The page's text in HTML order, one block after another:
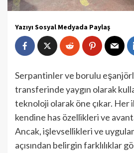
Yazıyı Sosyal Medyada Paylaş
Serpantinler ve borulu
transferinde yaygın olarak
teknoloji olarak öne çıkar. Her
kendine has özellikleri ve
Ancak, işlevsellikleri ve
açısından belirgin farklılıklar